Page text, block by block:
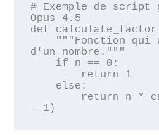
# Exemple de script
Opus 4.5
def
d'un nombre."""